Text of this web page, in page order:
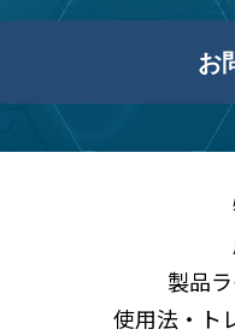
資
お
製品
使用法・ト